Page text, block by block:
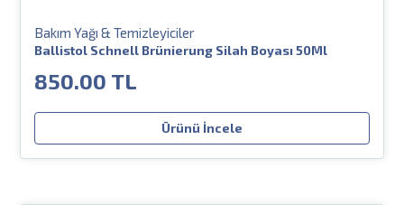
Bakım Yağı & Temizleyiciler
Ballistol Schnell Brünierung Silah Boyası 50Ml
850.00 TL
Ürünü İncele